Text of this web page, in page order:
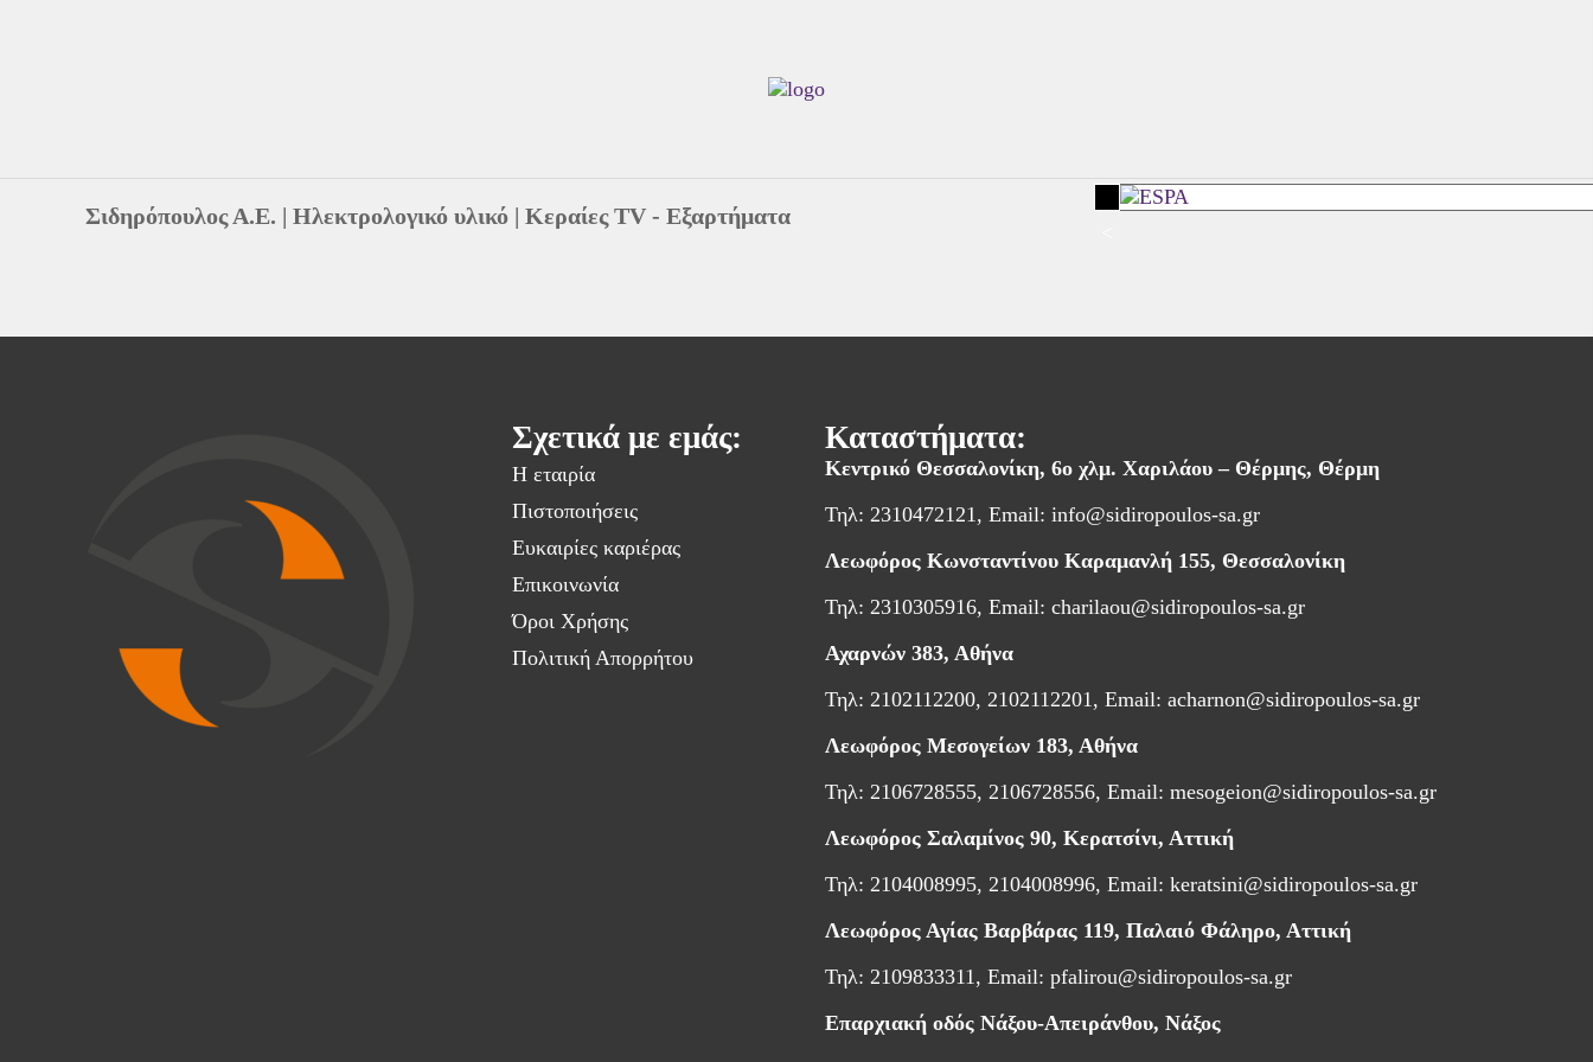
Σιδηρόπουλος Α.Ε. | Ηλεκτρολογικό υλικό | Κεραίες TV - Εξαρτήματα
Σχετικά με εμάς:
Η εταιρία
Πιστοποιήσεις
Ευκαιρίες καριέρας
Επικοινωνία
Όροι Χρήσης
Πολιτική Απορρήτου
Καταστήματα:
Κεντρικό Θεσσαλονίκη, 6ο χλμ. Χαριλάου – Θέρμης, Θέρμη
Τηλ: 2310472121, Email:info@sidiropoulos-sa.gr
Λεωφόρος Κωνσταντίνου Καραμανλή 155, Θεσσαλονίκη
Τηλ: 2310305916, Email:charilaou@sidiropoulos-sa.gr
Αχαρνών 383, Αθήνα
Τηλ: 2102112200, 2102112201, Email:acharnon@sidiropoulos-sa.gr
Λεωφόρος Μεσογείων 183, Αθήνα
Τηλ: 2106728555, 2106728556, Email:mesogeion@sidiropoulos-sa.gr
Λεωφόρος Σαλαμίνος 90, Κερατσίνι, Αττική
Τηλ: 2104008995, 2104008996, Email:keratsini@sidiropoulos-sa.gr
Λεωφόρος Αγίας Βαρβάρας 119, Παλαιό Φάληρο, Αττική
Τηλ: 2109833311, Email:pfalirou@sidiropoulos-sa.gr
Επαρχιακή οδός Νάξου-Απειράνθου, Νάξος